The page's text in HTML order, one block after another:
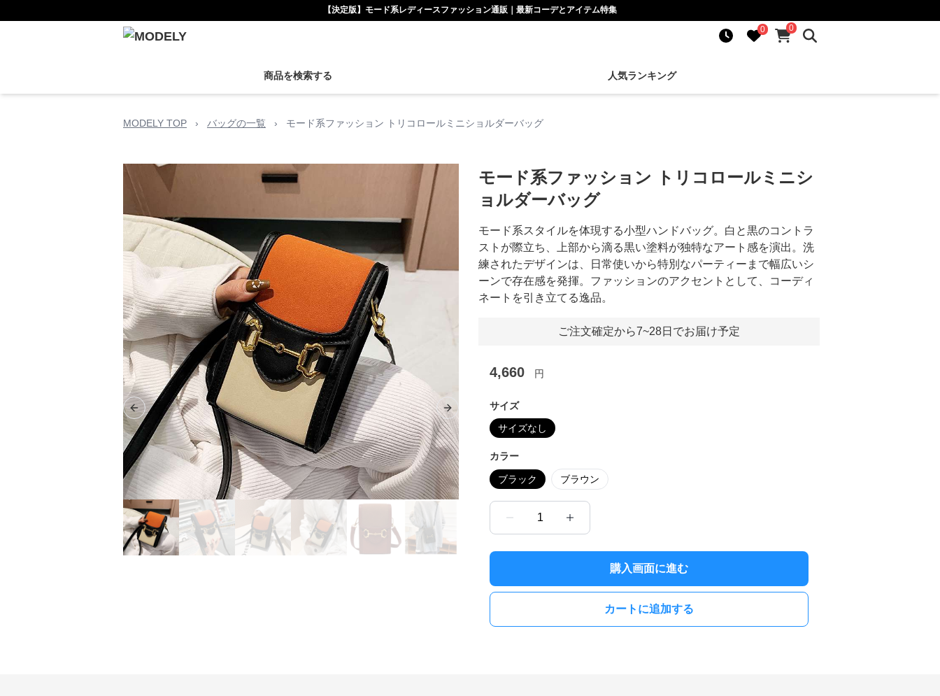
【決定版】モード系レディースファッション通販｜最新コーデとアイテム特集
0
0
商品を検索する 人気ランキング
MODELY TOP › バッグの一覧 › モード系ファッション トリコロールミニショルダーバッグ
Previous slide Next slide
モード系ファッション トリコロールミニシ
ョルダーバッグ
モード系スタイルを体現する小型ハンドバッグ。白と黒のコントラ
ストが際立ち、上部から滴る黒い塗料が独特なアート感を演出。洗
練されたデザインは、日常使いから特別なパーティーまで幅広いシ
ーンで存在感を発揮。ファッションのアクセントとして、コーディ
ネートを引き立てる逸品。
ご注文確定から7~28日でお届け予定
4,660 円
サイズ
サイズなし
カラー
ブラック ブラウン
1
購入画面に進む
カートに追加する